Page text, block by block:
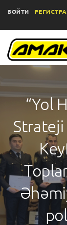
ВОЙТИ
“Yol
Strateji